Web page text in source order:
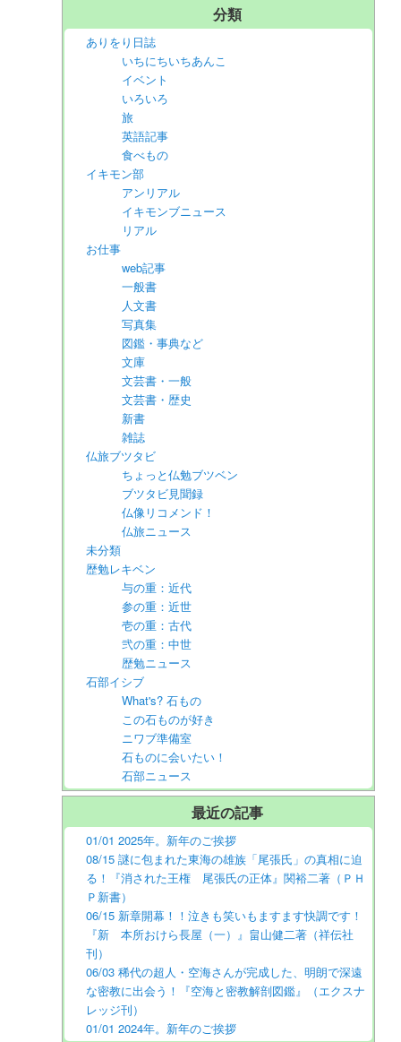
分類
ありをり日誌
いちにちいちあんこ
イベント
いろいろ
旅
英語記事
食べもの
イキモン部
アンリアル
イキモンブニュース
リアル
お仕事
web記事
一般書
人文書
写真集
図鑑・事典など
文庫
文芸書・一般
文芸書・歴史
新書
雑誌
仏旅ブツタビ
ちょっと仏勉ブツベン
ブツタビ見聞録
仏像リコメンド！
仏旅ニュース
未分類
歴勉レキベン
与の重：近代
参の重：近世
壱の重：古代
弐の重：中世
歴勉ニュース
石部イシブ
What's? 石もの
この石ものが好き
ニワブ準備室
石ものに会いたい！
石部ニュース
最近の記事
01/01 2025年。新年のご挨拶
08/15 謎に包まれた東海の雄族「尾張氏」の真相に迫
る！『消された王権 尾張氏の正体』関裕二著（ＰＨ
Ｐ新書）
06/15 新章開幕！！泣きも笑いもますます快調です！
『新 本所おけら長屋（一）』畠山健二著（祥伝社
刊）
06/03 稀代の超人・空海さんが完成した、明朗で深遠
な密教に出会う！『空海と密教解剖図鑑』（エクスナ
レッジ刊）
01/01 2024年。新年のご挨拶